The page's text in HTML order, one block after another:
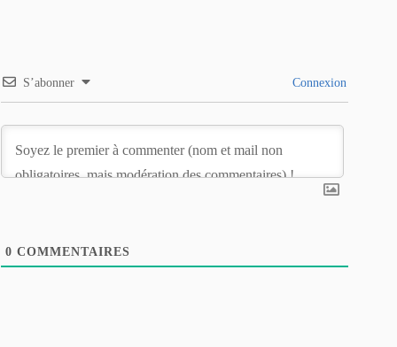
S’abonner Connexion
0 COMMENTAIRES